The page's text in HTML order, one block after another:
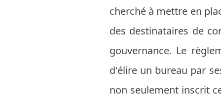
cherché à mettre en
des destinataires de
gouvernance. Le
d'élire un bureau par
non seulement inscrit